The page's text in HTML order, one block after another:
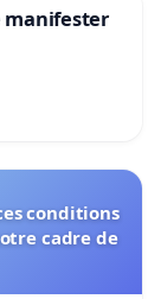
manifester
conditions
cadre de